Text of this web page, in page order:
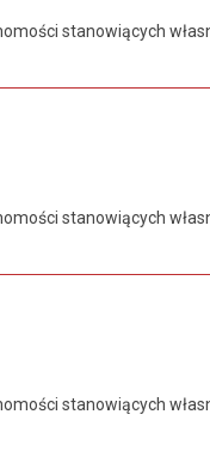
stanowiących
stanowiących
stanowiących